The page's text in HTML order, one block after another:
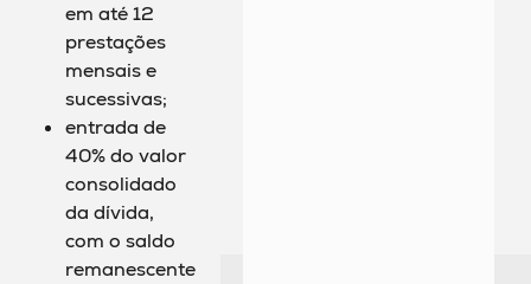
em até 12
prestações
mensais e
sucessivas;
entrada de
40% do valor
consolidado
da dívida,
com o saldo
remanescente